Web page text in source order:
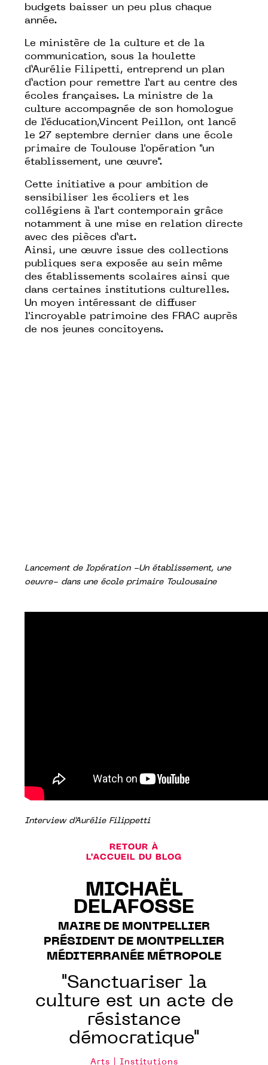
budgets baisser un peu plus chaque
année.
Le ministère de la culture et de la
communication, sous la houlette
d’Aurélie Filipetti, entreprend un plan
d’action pour remettre l’art au centre des
écoles françaises. La ministre de la
culture accompagnée de son homologue
de l’éducation,Vincent Peillon, ont lancé
le 27 septembre dernier dans une école
primaire de Toulouse l'opération "un
établissement, une œuvre".
Cette initiative a pour ambition de
sensibiliser les écoliers et les
collégiens à l’art contemporain grâce
notamment à une mise en relation directe
avec des pièces d’art.
Ainsi, une œuvre issue des collections
publiques sera exposée au sein même
des établissements scolaires ainsi que
dans certaines institutions culturelles.
Un moyen intéressant de diffuser
l'incroyable patrimoine des FRAC auprès
de nos jeunes concitoyens.
Lancement de l'opération -Un établissement, une
oeuvre- dans une école primaire Toulousaine
Interview d'Aurélie Filippetti
RETOUR À
L'ACCUEIL DU BLOG
MICHAËL
DELAFOSSE
MAIRE DE MONTPELLIER
PRÉSIDENT DE MONTPELLIER
MÉDITERRANÉE MÉTROPOLE
"Sanctuariser la
culture est un acte de
résistance
démocratique"
Arts | Institutions